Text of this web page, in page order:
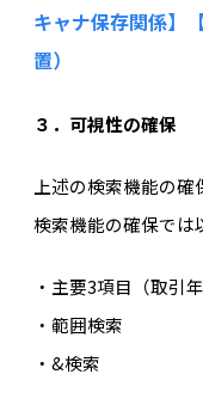
キャナ保存関係】
置）
３．可視性の確保
上述の検索機能の確
検索機能の確保では
・主要3項目（取引
・範囲検索
・&検索